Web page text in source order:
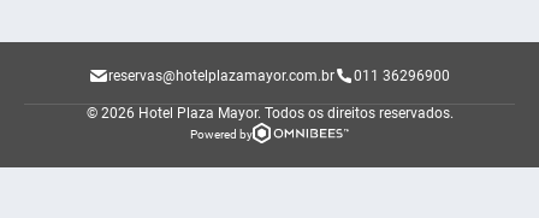
reservas@hotelplazamayor.com.br 011 36296900
© 2026 Hotel Plaza Mayor. Todos os direitos reservados.
Powered by